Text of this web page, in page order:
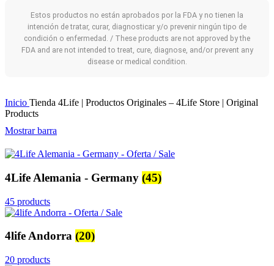
Estos productos no están aprobados por la FDA y no tienen la
intención de tratar, curar, diagnosticar y/o prevenir ningún tipo de
condición o enfermedad. / These products are not approved by the
FDA and are not intended to treat, cure, diagnose, and/or prevent any
disease or medical condition.
Inicio Tienda 4Life | Productos Originales – 4Life Store | Original
Products
Mostrar barra
4Life Alemania - Germany (45)
45 products
4life Andorra (20)
20 products